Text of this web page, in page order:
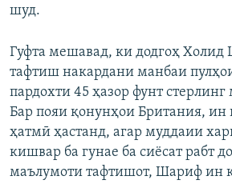
шуд.
Гуфта мешавад, ки додгоҳ
тафтиш накардани манбаи
пардохти 45 ҳазор фунт стерлинг
Бар пояи қонунҳои Британия, ин
ҳатмӣ ҳастанд, агар муддаии
кишвар ба гунае ба сиёсат рабт
маълумоти тафтишот, Шариф ин